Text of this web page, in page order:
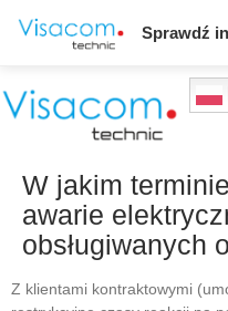
W jakim
awarie
obsługiwanych
Z klientami kontraktowymi
Sprawdź